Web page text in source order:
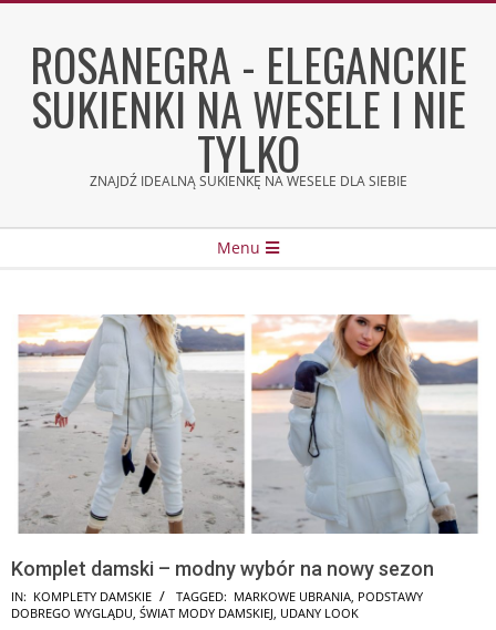
contentROSANEGRA - ELEGANCKIE
SUKIENKI NA WESELE I NIE
TYLKO
ZNAJDŹ IDEALNĄ SUKIENKĘ NA WESELE DLA SIEBIE
Menu
Komplet damski – modny wybór na nowy sezon
IN: KOMPLETY DAMSKIE TAGGED: MARKOWE UBRANIA PODSTAWY
DOBREGO WYGLĄDU ŚWIAT MODY DAMSKIEJ UDANY LOOK